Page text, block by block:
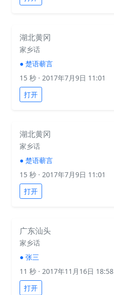
湖北黄冈
家乡话
● 楚语蕲言
15 秒 · 2017年7月9日 11:01
打开
湖北黄冈
家乡话
● 楚语蕲言
15 秒 · 2017年7月9日 11:01
打开
广东汕头
家乡话
● 张三
11 秒 · 2017年11月16日 18:58
打开